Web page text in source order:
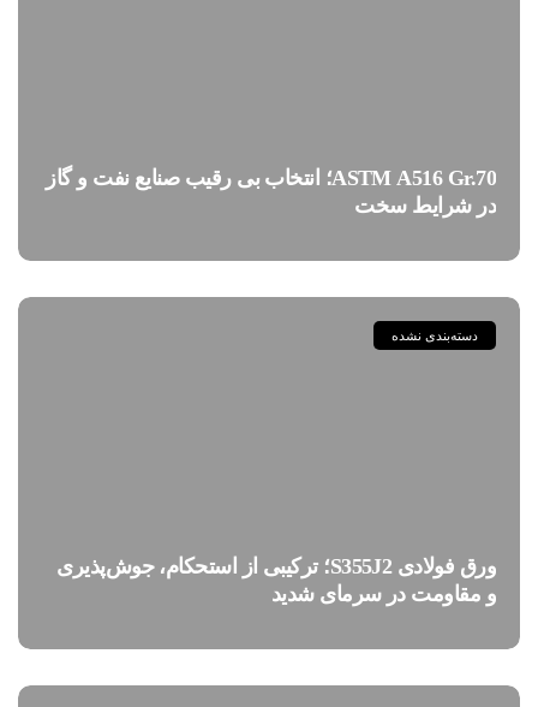
ASTM A516 Gr.70؛ انتخاب بی رقیب صنایع نفت و گاز
در شرایط سخت
دسته‌بندی نشده
ورق فولادی S355J2؛ ترکیبی از استحکام، جوش‌پذیری
و مقاومت در سرمای شدید